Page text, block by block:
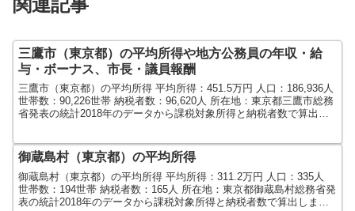
三鷹市（東京都）の平均所得や地方公務員の年収・給
与・ボーナス、市長・議員報酬
三鷹市（東京都）の平均所得 平均所得：451.5万円 人口：186,936人
世帯数：90,226世帯 納税者数：96,620人 所在地：東京都三鷹市総務
省発表の統計2018年のデータから課税対象所得と納税者数で算出し
御蔵島村（東京都）の平均所得
御蔵島村（東京都）の平均所得 平均所得：311.2万円 人口：335人
世帯数：194世帯 納税者数：165人 所在地：東京都御蔵島村総務省発
表の統計2018年のデータから課税対象所得と納税者数で算出しまし